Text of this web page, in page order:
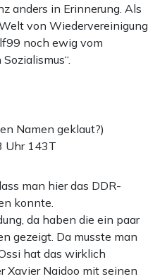
anders in Erinnerung. Als
von Wiedervereinigung
noch ewig vom
Namen geklaut?)
Uhr 143T
man hier das DDR-
konnte.
da haben die ein paar
gezeigt. Da musste man
hat das wirklich
Xavier Naidoo mit seinen